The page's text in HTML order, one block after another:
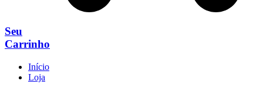
Seu
Carrinho
Início
Loja